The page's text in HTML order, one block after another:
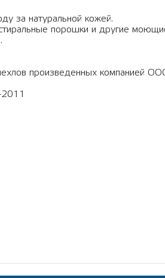
за натуральной кожей.
порошки и другие
произведенных компанией